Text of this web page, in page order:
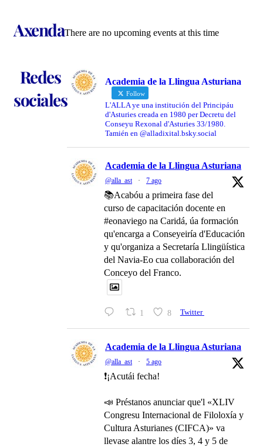
AxendaThere are no upcoming events at this time
Redes
sociales
Academia de la Llingua Asturiana
Follow
L'ALLA ye una institución del Principáu
d'Asturies creada en 1980 per Decretu del
Conseyu Rexonal d'Asturies 33/1980.
Tamién en @alladixital.bsky.social
Academia de la Llingua Asturiana
@alla_ast · 7 ago
📚Acabóu a primeira fase del
curso de capacitación docente en
#eonaviego na Caridá, úa formación
qu'encarga a Conseyeiría d'Educación
y qu'organiza a Secretaría Llingüística
del Navia-Eo cua collaboración del
Conceyo del Franco.
1 8 Twitter
Academia de la Llingua Asturiana
@alla_ast · 5 ago
❗️¡Acutái fecha!
📣 Préstanos anunciar que'l «XLIV
Congresu Internacional de Filoloxía y
Cultura Asturianes (CIFCA)» va
llevase alantre los díes 3, 4 y 5 de